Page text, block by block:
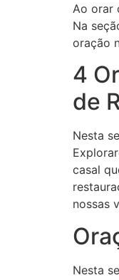
Ao orar
Na
oração
4
de
Nesta
casal
nossas
Nesta